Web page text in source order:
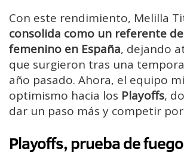
Con este rendimiento, Melilla
consolida como un referente
femenino en España, dejando
que surgieron tras una
año pasado. Ahora, el equipo
optimismo hacia los Playoffs,
dar un paso más y competir
Playoffs, prueba de fuego